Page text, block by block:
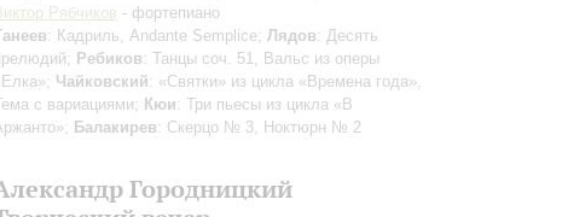
Рябчиков - фортепиано
: Кадриль, Andante Semplice; Лядов: Десять
Ребиков: Танцы соч. 51, Вальс из оперы
Чайковский: «Святки» из цикла «Времена года»,
с вариациями; Кюи: Три пьесы из цикла «В
Балакирев: Скерцо № 3, Ноктюрн № 2
Городницкий